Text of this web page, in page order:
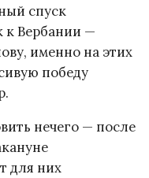
спуск
к Вербании —
именно на этих
победу
нечего — после
для них